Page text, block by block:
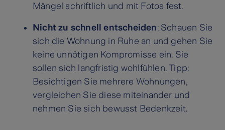
Mängel schriftlich und mit Fotos fest.
Nicht zu schnell entscheiden: Schauen Sie
sich die Wohnung in Ruhe an und gehen Sie
keine unnötigen Kompromisse ein. Sie
sollen sich langfristig wohlfühlen. Tipp:
Besichtigen Sie mehrere Wohnungen,
vergleichen Sie diese miteinander und
nehmen Sie sich bewusst Bedenkzeit.